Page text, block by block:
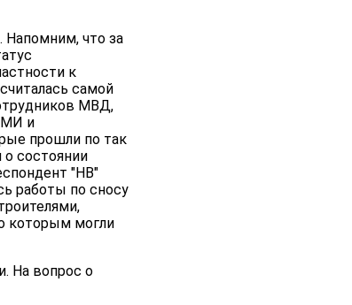
что за
к
самой
МВД,
и
прошли по так
состоянии
"НВ"
работы по сносу
которым могли
На вопрос о